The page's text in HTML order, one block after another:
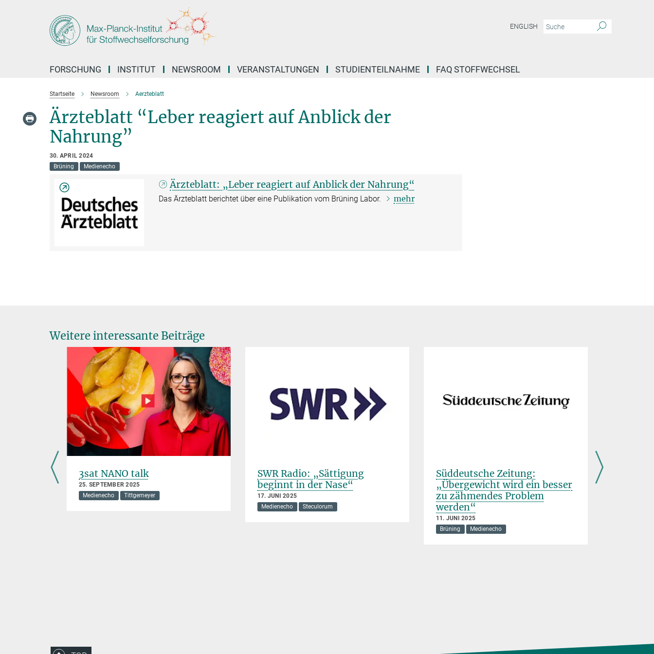
ENGLISH
FORSCHUNG INSTITUT NEWSROOM VERANSTALTUNGEN STUDIENTEILNAHME FAQ STOFFWECHSEL
Startseite Newsroom Aerzteblatt
Ärzteblatt “Leber reagiert auf Anblick der
Nahrung”
30. APRIL 2024
Brüning
Medienecho
Ärzteblatt: „Leber reagiert auf Anblick der Nahrung“
Das Ärzteblatt berichtet über eine Publikation vom Brüning Labor. mehr
Weitere interessante Beiträge
3sat NANO talk
25. SEPTEMBER 2025
Medienecho
Tittgemeyer
SWR Radio: „Sättigung
beginnt in der Nase“
17. JUNI 2025
Medienecho
Steculorum
Süddeutsche Zeitung:
„Übergewicht wird ein besser
zu zähmendes Problem
werden“
11. JUNI 2025
Brüning
Medienecho